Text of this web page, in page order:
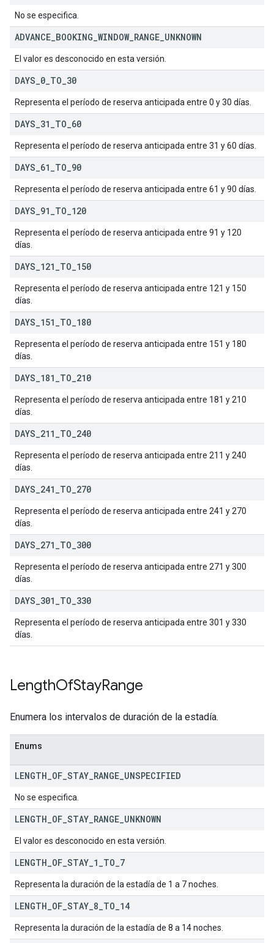
No se especifica.
ADVANCE BOOKING WINDOW_ RANGE UNKNOWN
El valor es desconocido en esta versión.
DAYS 0 TO 30
Representa el período de reserva anticipada entre 0 y 30 días.
DAYS 31 TO 60
Representa el período de reserva anticipada entre 31 y 60 días.
DAYS 61 TO 90
Representa el período de reserva anticipada entre 61 y 90 días.
DAYS 91 TO 120
Representa el período de reserva anticipada entre 91 y 120
días.
DAYS 121 TO 150
Representa el período de reserva anticipada entre 121 y 150
días.
DAYS 151 TO 180
Representa el período de reserva anticipada entre 151 y 180
días.
DAYS 181 TO 210
Representa el período de reserva anticipada entre 181 y 210
días.
DAYS 211 TO 240
Representa el período de reserva anticipada entre 211 y 240
días.
DAYS 241 TO 270
Representa el período de reserva anticipada entre 241 y 270
días.
DAYS 271 TO 300
Representa el período de reserva anticipada entre 271 y 300
días.
DAYS 301 TO 330
Representa el período de reserva anticipada entre 301 y 330
días.
LengthOfStayRange
Enumera los intervalos de duración de la estadía.
Enums
LENGTH OF STAY RANGE UNSPECIFIED
No se especifica.
LENGTH OF STAY RANGE UNKNOWN
El valor es desconocido en esta versión.
LENGTH OF STAY 1 TO 7
Representa la duración de la estadía de 1 a 7 noches.
LENGTH OF STAY 8 TO 14
Representa la duración de la estadía de 8 a 14 noches.